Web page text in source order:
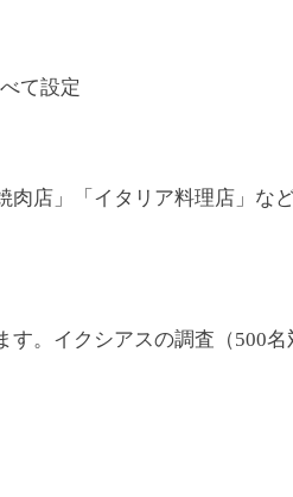
て設定
店」「イタリア料理店」な
。イクシアスの調査（500